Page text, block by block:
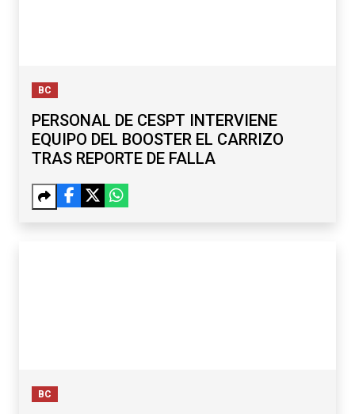
BC
PERSONAL DE CESPT INTERVIENE
EQUIPO DEL BOOSTER EL CARRIZO
TRAS REPORTE DE FALLA
BC